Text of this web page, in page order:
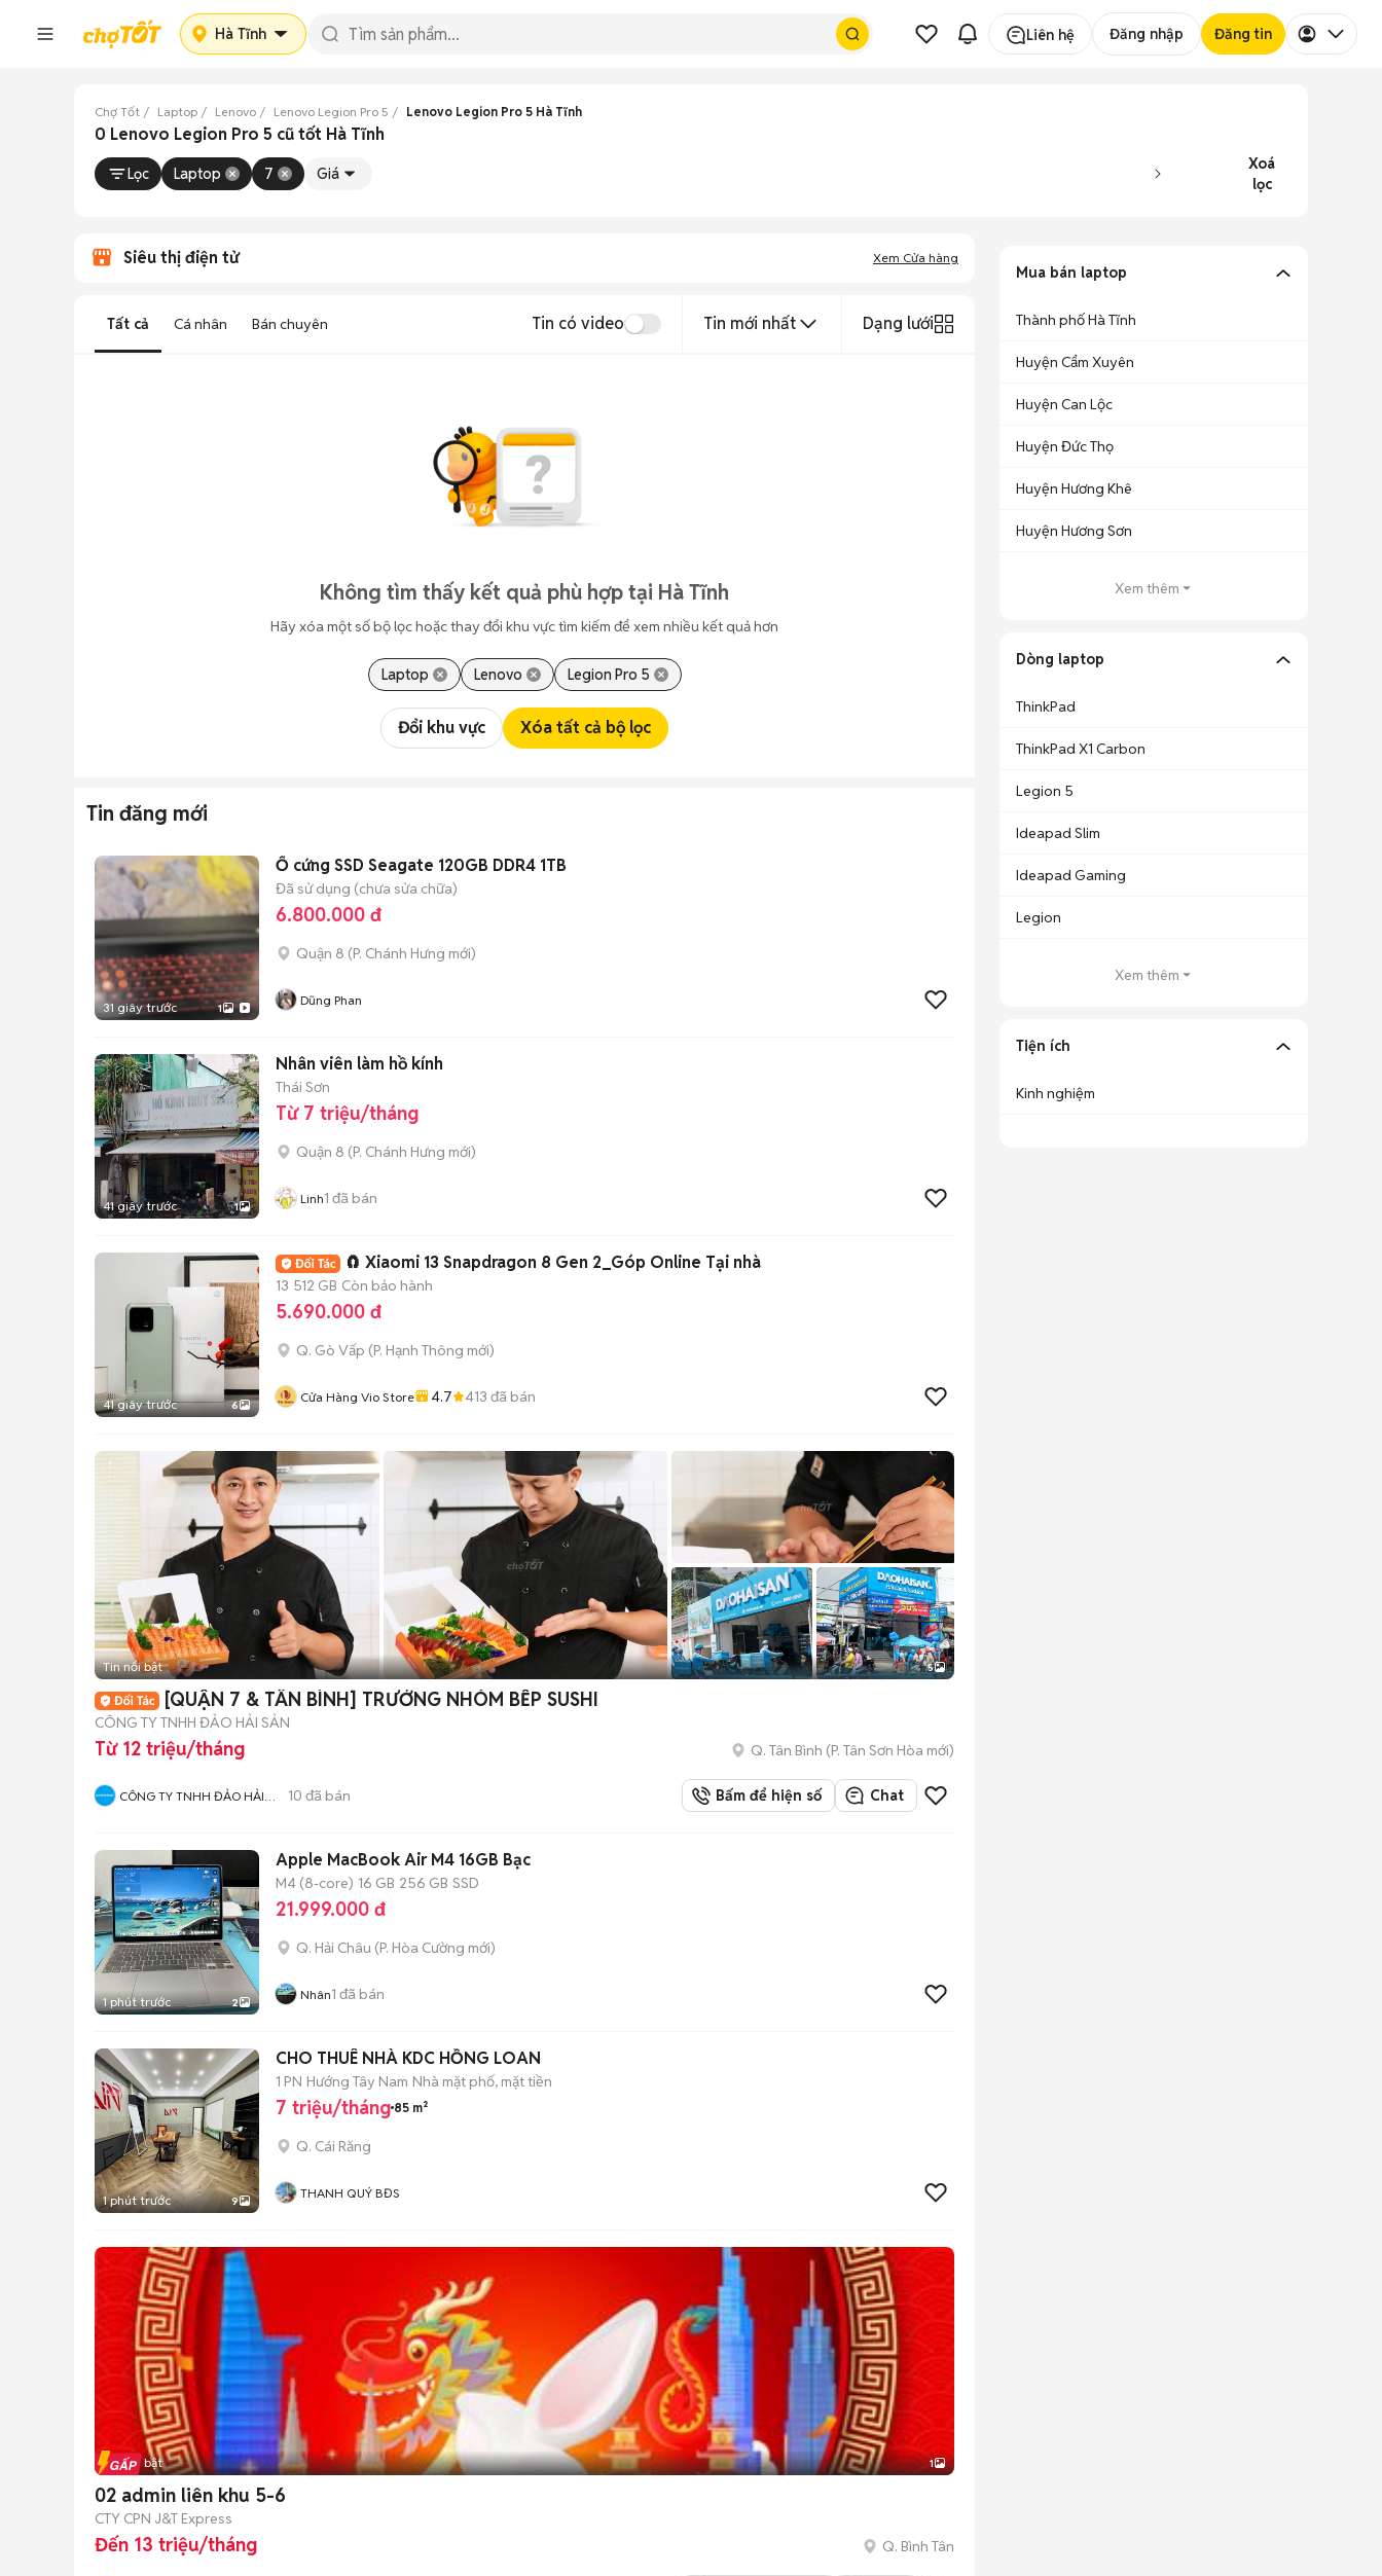
Hà Tĩnh Liên hệ Đăng nhập Đăng tin
Chợ Tốt Laptop Lenovo Lenovo Legion Pro 5 Lenovo Legion Pro 5 Hà Tĩnh
0 Lenovo Legion Pro 5 cũ tốt Hà Tĩnh
Lọc Laptop 7 Giá
Xoá
lọc
Siêu thị điện tử Xem Cửa hàng
Tất cả Cá nhân Bán chuyên Tin có video Tin mới nhất Dạng lưới
Không tìm thấy kết quả phù hợp tại Hà Tĩnh
Hãy xóa một số bộ lọc hoặc thay đổi khu vực tìm kiếm để xem nhiều kết quả hơn
Laptop Lenovo Legion Pro 5
Đổi khu vực Xóa tất cả bộ lọc
Tin đăng mới
31 giây trước 1
Ổ cứng SSD Seagate 120GB DDR4 1TB
Đã sử dụng (chưa sửa chữa)
6.800.000 đ
Quận 8 (P. Chánh Hưng mới)
Dũng Phan
41 giây trước 1
Nhân viên làm hồ kính
Thái Sơn
Từ 7 triệu/tháng
Quận 8 (P. Chánh Hưng mới)
Linh1 đã bán
41 giây trước 6
🧲 Xiaomi 13 Snapdragon 8 Gen 2_Góp Online Tại nhà
13 512 GB Còn bảo hành
5.690.000 đ
Q. Gò Vấp (P. Hạnh Thông mới)
Cửa Hàng Vio Store 4.7 413 đã bán
Tin nổi bật 5
[QUẬN 7 & TÂN BÌNH] TRƯỞNG NHÓM BẾP SUSHI
CÔNG TY TNHH ĐẢO HẢI SẢN
Từ 12 triệu/tháng Q. Tân Bình (P. Tân Sơn Hòa mới)
CÔNG TY TNHH ĐẢO HẢI
10 đã bán Bấm để hiện số Chat
1 phút trước 2
Apple MacBook Air M4 16GB Bạc
M4 (8-core) 16 GB 256 GB SSD
21.999.000 đ
Q. Hải Châu (P. Hòa Cường mới)
Nhân1 đã bán
1 phút trước 9
CHO THUÊ NHÀ KDC HỒNG LOAN
1 PN Hướng Tây Nam Nhà mặt phố, mặt tiền
7 triệu/tháng 85 m²
Q. Cái Răng
THANH QUÝ BĐS
Tin nổi bật 1
02 admin liên khu 5-6
CTY CPN J&T Express
Đến 13 triệu/tháng Q. Bình Tân
Mua bán laptop
Thành phố Hà Tĩnh
Huyện Cẩm Xuyên
Huyện Can Lộc
Huyện Đức Thọ
Huyện Hương Khê
Huyện Hương Sơn
Xem thêm
Dòng laptop
ThinkPad
ThinkPad X1 Carbon
Legion 5
Ideapad Slim
Ideapad Gaming
Legion
Xem thêm
Tiện ích
Kinh nghiệm